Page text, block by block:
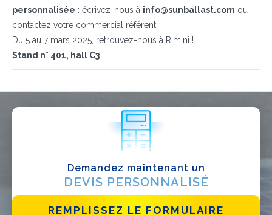
personnalisée : écrivez-nous à info@sunballast.com ou
contactez votre commercial référent.
Du 5 au 7 mars 2025, retrouvez-nous à Rimini !
Stand n° 401, hall C3
Demandez maintenant un
DEVIS PERSONNALISÉ
REMPLISSEZ LE FORMULAIRE
Distributeur